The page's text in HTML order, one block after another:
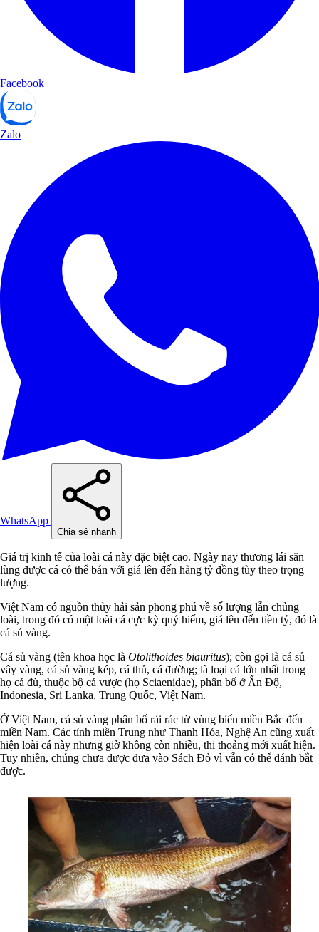
Facebook
Zalo
WhatsApp
Chia sẻ nhanh
Giá trị kinh tế của loài cá này đặc biệt cao. Ngày nay thương lái săn
lùng được cá có thể bán với giá lên đến hàng tỷ đồng tùy theo trọng
lượng.
Việt Nam có nguồn thủy hải sản phong phú về số lượng lẫn chủng
loài, trong đó có một loài cá cực kỳ quý hiếm, giá lên đến tiền tỷ, đó là
cá sủ vàng.
Cá sủ vàng (tên khoa học là Otolithoides biauritus); còn gọi là cá sủ
vây vàng, cá sủ vàng kép, cá thủ, cá đường; là loại cá lớn nhất trong
họ cá đù, thuộc bộ cá vược (họ Sciaenidae), phân bố ở Ấn Độ,
Indonesia, Sri Lanka, Trung Quốc, Việt Nam.
Ở Việt Nam, cá sủ vàng phân bố rải rác từ vùng biển miền Bắc đến
miền Nam. Các tỉnh miền Trung như Thanh Hóa, Nghệ An cũng xuất
hiện loài cá này nhưng giờ không còn nhiều, thi thoảng mới xuất hiện.
Tuy nhiên, chúng chưa được đưa vào Sách Đỏ vì vẫn có thể đánh bắt
được.